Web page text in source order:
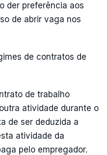
der preferência aos
de abrir vaga nos
de contratos de
de trabalho
atividade durante o
de ser deduzida a
atividade da
pelo empregador.